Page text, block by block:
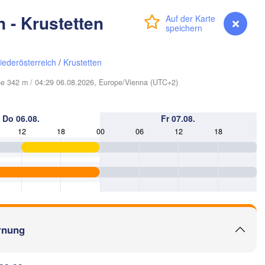
Anmelden Premium myVentusky Vorhersage
- Krustetten
/ Krustetten
342 m / 04:29 06.08.2026, Europe/Vienna (UTC+2)
Do 06.08.
12 18
Fr 07.08.
00 06 12 18
(Kyiv)
(Minsk)
Бабруйск
Житомир
Чернігів
(Chernihiv)
Мазыр
(Mazyr)
(Smolensk)
BELARUS
Суми
Полтава